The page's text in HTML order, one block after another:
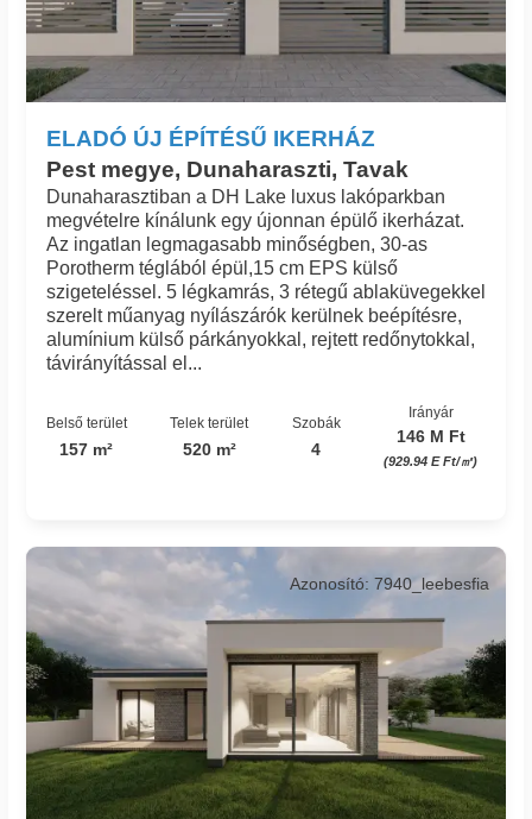
ELADÓ ÚJ ÉPÍTÉSŰ IKERHÁZ
Pest megye, Dunaharaszti, Tavak
Dunaharasztiban a DH Lake luxus lakóparkban
megvételre kínálunk egy újonnan épülő ikerházat.
Az ingatlan legmagasabb minőségben, 30-as
Porotherm téglából épül,15 cm EPS külső
szigeteléssel. 5 légkamrás, 3 rétegű ablaküvegekkel
szerelt műanyag nyílászárók kerülnek beépítésre,
alumínium külső párkányokkal, rejtett redőnytokkal,
távirányítással el...
Belső terület
157 m²
Telek terület
520 m²
Szobák
4
Irányár
146 M Ft
(929.94 E Ft/㎡)
Azonosító: 7940_leebesfia